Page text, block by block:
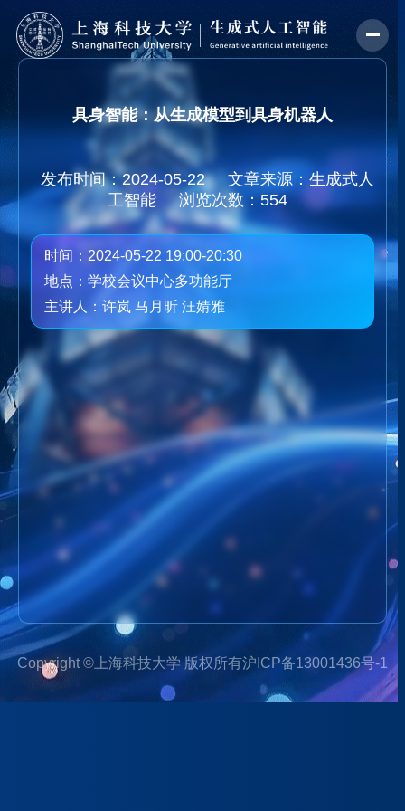
具身智能：从生成模型到具身机器人
发布时间：2024-05-22
文章来源：生成式人
工智能
浏览次数：554
时间：2024-05-22 19:00-20:30
地点：学校会议中心多功能厅
主讲人：许岚 马月昕 汪婧雅
Copyright ©上海科技大学 版权所有沪ICP备13001436号-1